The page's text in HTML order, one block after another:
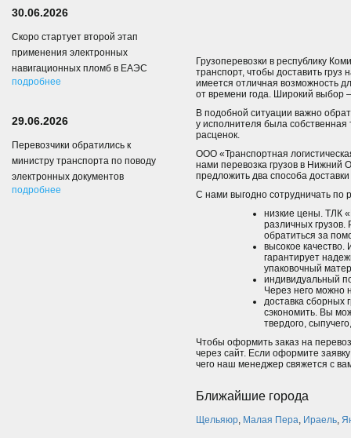
Грузоперевозки в республику
транспорт, чтобы доставить
имеется отличная возможность
от времени года. Широкий выбор
В подобной ситуации важно
у исполнителя была
расценок.
ООО «Транспортная
нами перевозка грузов в Нижний
предложить два способа
С нами выгодно сотрудничать по
низкие цены. ТЛК
различных грузов.
обратиться за
высокое качество.
гарантирует
упаковочный
индивидуальный
Через него можно
доставка сборных
сэкономить. Вы
твердого,
Чтобы оформить заказ на
через сайт. Если оформите
чего наш менеджер свяжется с
Ближайшие города
Щельяюр, Малая Пера, Ираель,
30.06.2026
Скоро стартует второй этап
применения электронных
навигационных пломб в ЕАЭС
подробнее
29.06.2026
Перевозчики обратились к
министру транспорта по поводу
электронных документов
подробнее